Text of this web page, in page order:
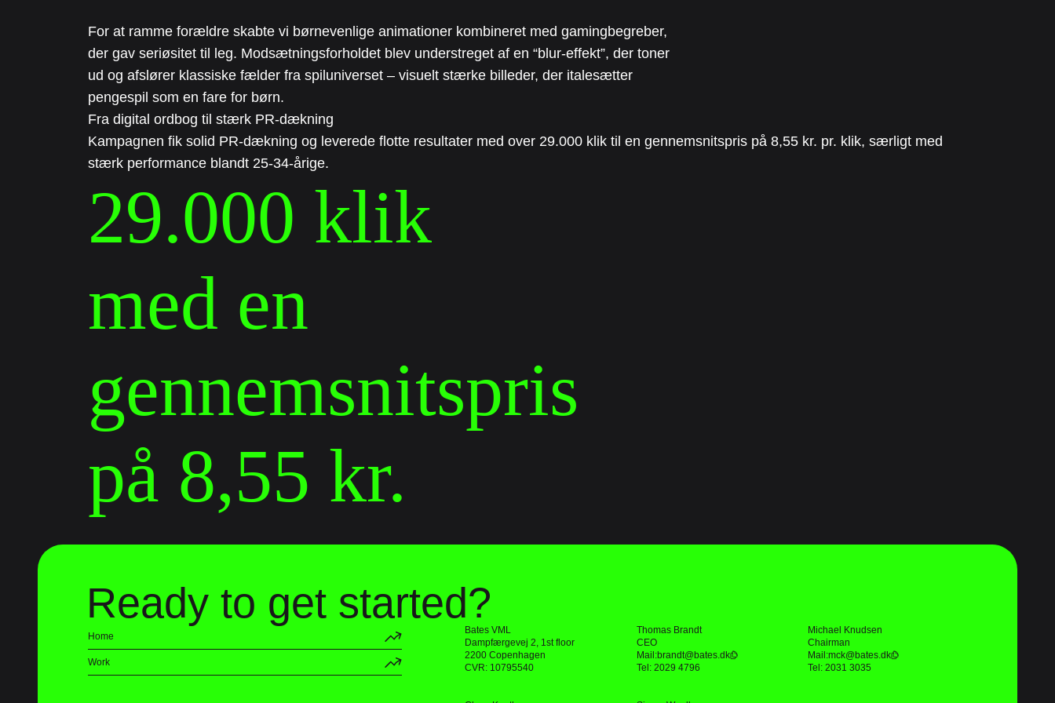
For at ramme forældre skabte vi børnevenlige animationer kombineret med gamingbegreber,
der gav seriøsitet til leg. Modsætningsforholdet blev understreget af en “blur-effekt”, der toner
ud og afslører klassiske fælder fra spiluniverset – visuelt stærke billeder, der italesætter
pengespil som en fare for børn.
Fra digital ordbog til stærk PR-dækning
Kampagnen fik solid PR-dækning og leverede flotte resultater med over 29.000 klik til en gennemsnitspris på 8,55 kr. pr. klik, særligt med
stærk performance blandt 25-34-årige.
29.000 klik
med en
gennemsnitspris
på 8,55 kr.
Ready to get started?
Home
Work
Bates VML
Dampfærgevej 2, 1st floor
2200 Copenhagen
CVR: 10795540
Thomas Brandt
CEO
Mail:brandt@bates.dk
Tel: 2029 4796
Michael Knudsen
Chairman
Mail:mck@bates.dk
Tel: 2031 3035